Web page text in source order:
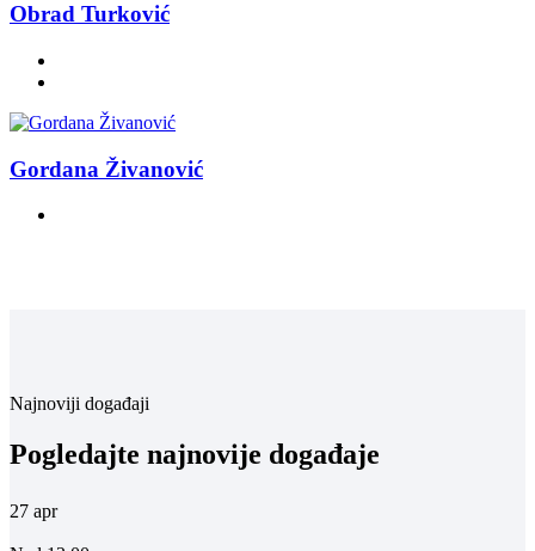
Obrad Turković
Gordana Živanović
Najnoviji događaji
Pogledajte najnovije događaje
27 apr